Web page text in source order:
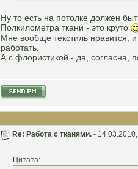
Ну то есть на потолке должен
Полкилометра ткани - это круто
Мне вообще текстиль нравится,
работать.
А с флористикой - да, согласна,
Re: Работа с тканями. -
Цитата: